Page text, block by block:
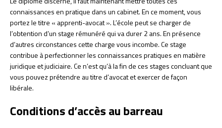
connaissances en pratique dans un cabinet. En ce moment, vous
portez le titre « apprenti-avocat ». L’école peut se charger de
l’obtention d’un stage rémunéré qui va durer 2 ans. En présence
d’autres circonstances cette charge vous incombe. Ce stage
contribue à perfectionner les connaissances pratiques en matière
juridique et judiciaire. Ce n’est qu’à la fin de ces stages concluant que
vous pouvez prétendre au titre d’avocat et exercer de façon
libérale.
Conditions d’accès au barreau